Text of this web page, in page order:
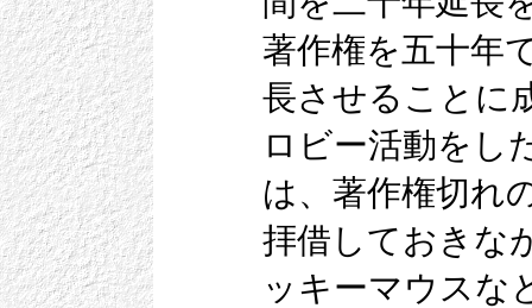
著作権を五十年
長させることに
ロビー活動をし
は、著作権切れ
拝借しておきな
ッキーマウスな